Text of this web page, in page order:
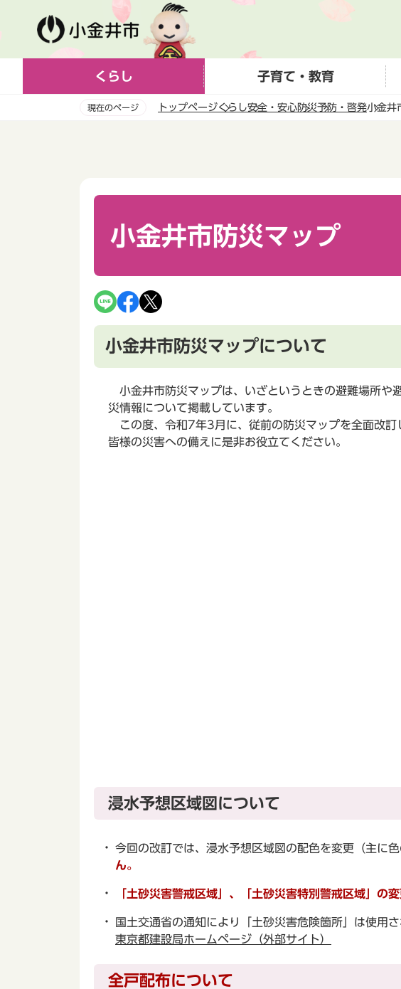
ー
くらし 子育て・教育
現在のページ トップページくらし安全・安心防災予防・啓発小金井
小金井市防災マップ
小金井市防災マップについて
小金井市防災マップは、いざというときの避難場所や
災情報について掲載しています。
この度、令和7年3月に、従前の防災マップを全面改訂
皆様の災害への備えに是非お役立てください。
浸水予想区域図について
今回の改訂では、浸水予想区域図の配色を変更（主に
ん。
「土砂災害警戒区域」、「土砂災害特別警戒区域」の変
国土交通省の通知により「土砂災害危険箇所」は使用
東京都建設局ホームページ（外部サイト）
全戸配布について